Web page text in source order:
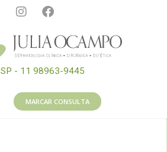
SP - 11 98963-9445
MARCAR CONSULTA